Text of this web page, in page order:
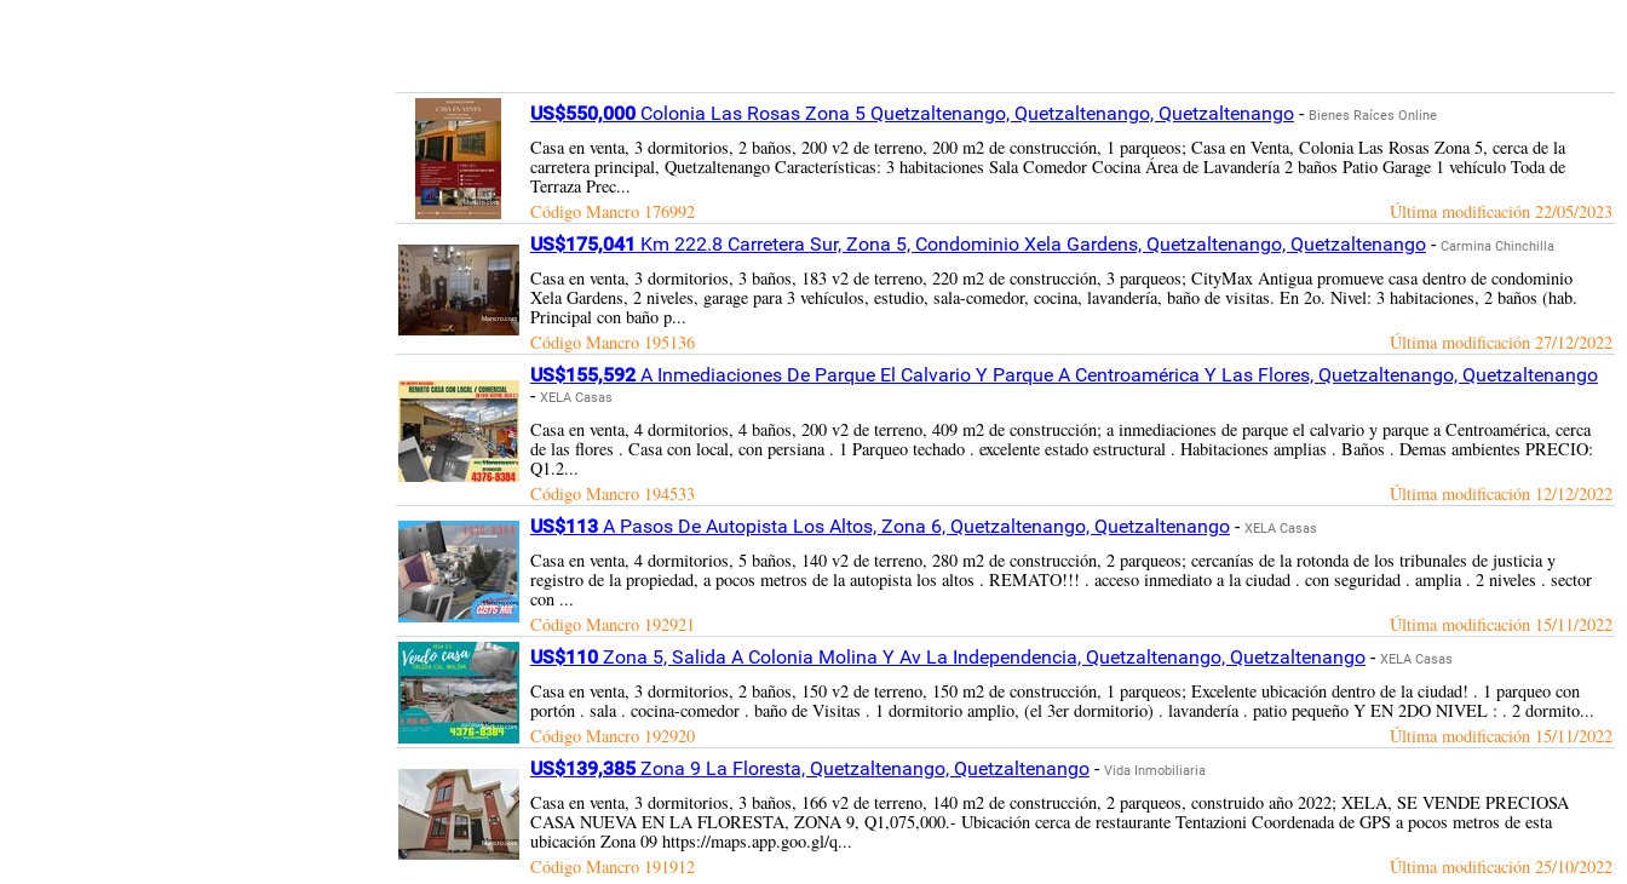
US$550,000Colonia Las Rosas Zona 5 Quetzaltenango, Quetzaltenango, Quetzaltenango- Bienes Raíces Online
Casa en venta, 3 dormitorios, 2 baños, 200 v2 de terreno, 200 m2 de construcción, 1 parqueos; Casa en Venta, Colonia Las Rosas Zona 5, cerca de la
carretera principal, Quetzaltenango Características: 3 habitaciones Sala Comedor Cocina Área de Lavandería 2 baños Patio Garage 1 vehículo Toda de
Terraza Prec...
Código Mancro 176992 Última modificación 22/05/2023
US$175,041 Km 222.8 Carretera Sur, Zona 5, Condominio Xela Gardens, Quetzaltenango, Quetzaltenango- Carmina Chinchilla
Casa en venta, 3 dormitorios, 3 baños, 183 v2 de terreno, 220 m2 de construcción, 3 parqueos; CityMax Antigua promueve casa dentro de condominio
Xela Gardens, 2 niveles, garage para 3 vehículos, estudio, sala-comedor, cocina, lavandería, baño de visitas. En 2o. Nivel: 3 habitaciones, 2 baños (hab.
Principal con baño p...
Código Mancro 195136 Última modificación 27/12/2022
US$155,592A Inmediaciones De Parque El Calvario Y Parque A Centroamérica Y Las Flores, Quetzaltenango, Quetzaltenango
- XELA Casas
Casa en venta, 4 dormitorios, 4 baños, 200 v2 de terreno, 409 m2 de construcción; a inmediaciones de parque el calvario y parque a Centroamérica, cerca
de las flores . Casa con local, con persiana . 1 Parqueo techado . excelente estado estructural . Habitaciones amplias . Baños . Demas ambientes PRECIO:
Q1.2...
Código Mancro 194533 Última modificación 12/12/2022
US$113A Pasos De Autopista Los Altos, Zona 6, Quetzaltenango, Quetzaltenango- XELA Casas
Casa en venta, 4 dormitorios, 5 baños, 140 v2 de terreno, 280 m2 de construcción, 2 parqueos; cercanías de la rotonda de los tribunales de justicia y
registro de la propiedad, a pocos metros de la autopista los altos . REMATO!!! . acceso inmediato a la ciudad . con seguridad . amplia . 2 niveles . sector
con ...
Código Mancro 192921 Última modificación 15/11/2022
US$110Zona 5, Salida A Colonia Molina Y Av La Independencia, Quetzaltenango, Quetzaltenango- XELA Casas
Casa en venta, 3 dormitorios, 2 baños, 150 v2 de terreno, 150 m2 de construcción, 1 parqueos; Excelente ubicación dentro de la ciudad! . 1 parqueo con
portón . sala . cocina-comedor . baño de Visitas . 1 dormitorio amplio, (el 3er dormitorio) . lavandería . patio pequeño Y EN 2DO NIVEL : . 2 dormito...
Código Mancro 192920 Última modificación 15/11/2022
US$139,385Zona 9 La Floresta, Quetzaltenango, Quetzaltenango- Vida Inmobiliaria
Casa en venta, 3 dormitorios, 3 baños, 166 v2 de terreno, 140 m2 de construcción, 2 parqueos, construido año 2022; XELA, SE VENDE PRECIOSA
CASA NUEVA EN LA FLORESTA, ZONA 9, Q1,075,000.- Ubicación cerca de restaurante Tentazioni Coordenada de GPS a pocos metros de esta
ubicación Zona 09 https://maps.app.goo.gl/q...
Código Mancro 191912 Última modificación 25/10/2022